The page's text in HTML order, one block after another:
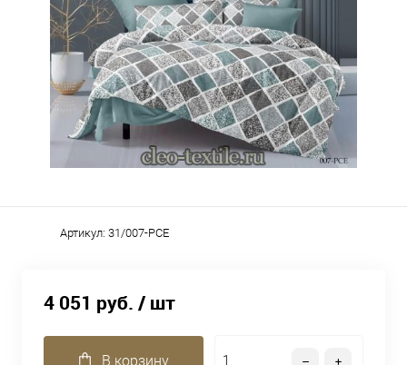
Артикул: 31/007-PCE
4 051 руб. / шт
В корзину